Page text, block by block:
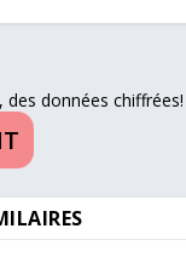
des données